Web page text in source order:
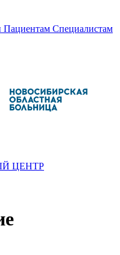
Пациентам Специалистам
ЦЕНТР